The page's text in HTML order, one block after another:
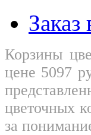
Корзины
цене 5097
цветочных
за